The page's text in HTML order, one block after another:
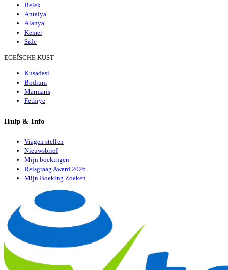
Belek
Antalya
Alanya
Kemer
Side
EGEÏSCHE KUST
Kusadasi
Bodrum
Marmaris
Fethiye
Hulp & Info
Vragen stellen
Nieuwsbrief
Mijn boekingen
Reisgraag Award 2026
Mijn Boeking Zoeken